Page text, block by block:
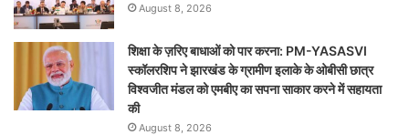
August 8, 2026
शिक्षा के ज़रिए बाधाओं को पार करना: PM-YASASVI
स्कॉलरशिप ने झारखंड के ग्रामीण इलाके के ओबीसी छात्र
विश्वजीत मंडल को एमबीए का सपना साकार करने में सहायता
की
August 8, 2026